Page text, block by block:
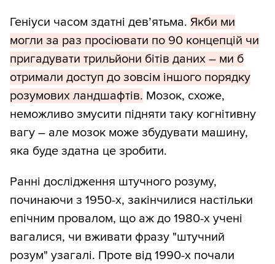
Геніуси часом здатні дев’ятьма. Якби ми
могли за раз просіювати по 90 концепцій чи
пригадувати трильйони бітів даних – ми б
отримали доступ до зовсім іншого порядку
розумових ландшафтів. Мозок, схоже,
неможливо змусити підняти таку когнітивну
вагу – але мозок може збудувати машину,
яка буде здатна це зробити.
Ранні дослідження штучного розуму,
починаючи з 1950-х, закінчилися настільки
епічним провалом, що аж до 1980-х учені
вагалися, чи вживати фразу "штучний
розум" узагалі. Проте від 1990-х почали